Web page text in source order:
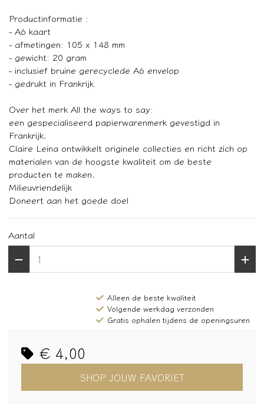
Productinformatie :
- A6 kaart
- afmetingen: 105 x 148 mm
- gewicht: 20 gram
- inclusief bruine gerecyclede A6 envelop
- gedrukt in Frankrijk
Over het merk All the ways to say:
een gespecialiseerd papierwarenmerk gevestigd in
Frankrijk.
Claire Leina ontwikkelt originele collecties en richt zich op
materialen van de hoogste kwaliteit om de beste
producten te maken.
Milieuvriendelijk
Doneert aan het goede doel
Aantal
Alleen de beste kwaliteit
Volgende werkdag verzonden
Gratis ophalen tijdens de openingsuren
€ 4,00
SHOP JOUW FAVORIET